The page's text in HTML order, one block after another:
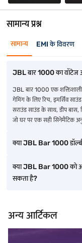
सामान्य प्रश्न
सामान्य EMI के विवरण
JBL बार 1000 का वॉटेज
JBL बार 1000 एक
गेमिंग के लिए रिच, इमर्सिव
सराउंड साउंड के साथ, डीप बास,
जो घर पर एक सही सिनेमैटिक
क्या JBL Bar 1000
क्या JBL Bar 1000 को
सकता है?
अन्य आर्टिकल